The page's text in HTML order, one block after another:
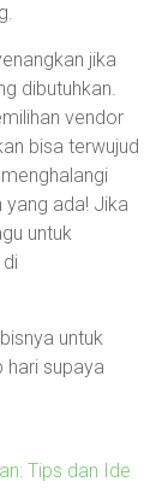
jika
dibutuhkan.
vendor
bisa terwujud
yang ada! Jika
untuk
untuk
hari supaya
Tips dan Ide